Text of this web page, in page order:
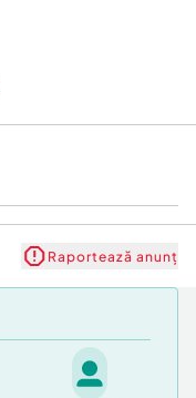
Raportează anunț